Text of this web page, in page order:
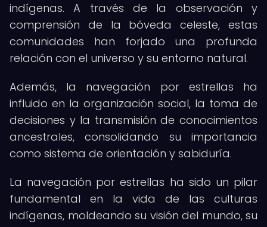
indígenas. A través de la observación y
comprensión de la bóveda celeste, estas
comunidades han forjado una profunda
relación con el universo y su entorno natural.
Además, la navegación por estrellas ha
influido en la organización social, la toma de
decisiones y la transmisión de conocimientos
ancestrales, consolidando su importancia
como sistema de orientación y sabiduría.
La navegación por estrellas ha sido un pilar
fundamental en la vida de las culturas
indígenas, moldeando su visión del mundo, su